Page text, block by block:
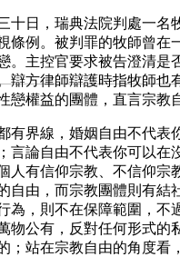
十日，瑞典法院判處一
條例。被判罪的牧師曾在
。主控官要求被告澄清是
辯方律師辯護時指牧師也
戀權益的團體，直言宗教
有界線，婚姻自由不代表
言論自由不代表你可以
人有信仰宗教、不信仰
自由，而宗教團體則有結
為，則不在保障範圍，不
物公有，反對任何形式的
；站在宗教自由的角度看